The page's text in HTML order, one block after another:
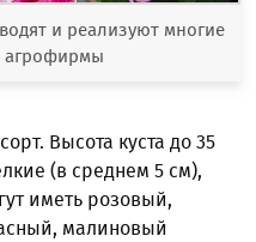
и реализуют многие
агрофирмы
Высота куста до 35
(в среднем 5 см),
иметь розовый,
малиновый